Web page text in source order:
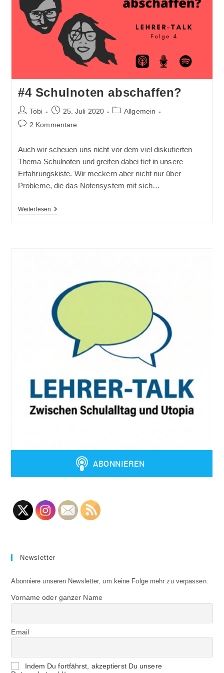
Jetzt
Nur
Cool
Oder
Nicht?
(m.
Johannes
Schröder)
#4 Schulnoten abschaffen?
Beitrags-
Autor:
Tobi
Beitrag
veröffentlicht:
25. Juli 2020
Beitrags-
Allgemein
Beitrags-
2 Kommentare
Auch wir scheuen uns nicht vor dem viel diskutierten
Thema Schulnoten und greifen dabei tief in unsere
Erfahrungskiste. Wir meckern aber nicht nur über
Probleme, die das Notensystem mit sich…
Weiterlesen #4
Newsletter
Abonniere unseren Newsletter, um keine Folge mehr zu verpassen.
Vorname oder ganzer Name
Email
Indem Du fortfährst, akzeptierst Du unsere